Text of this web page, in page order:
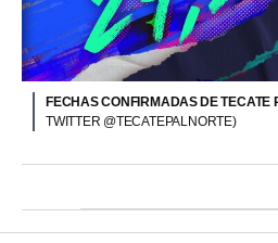
FECHAS CONFIRMADAS DE TECATE
TWITTER @TECATEPALNORTE)